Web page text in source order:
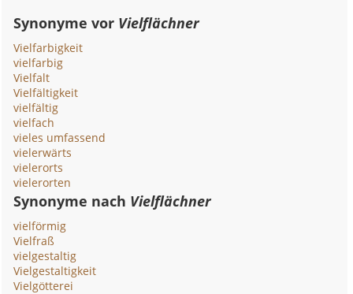
Synonyme vor Vielflächner
Vielfarbigkeit
vielfarbig
Vielfalt
Vielfältigkeit
vielfältig
vielfach
vieles umfassend
vielerwärts
vielerorts
vielerorten
Synonyme nach Vielflächner
vielförmig
Vielfraß
vielgestaltig
Vielgestaltigkeit
Vielgötterei